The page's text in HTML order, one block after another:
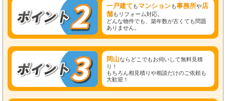
一戸建て もマンションも事務所や店
舗もリフォーム対応。
どんな物件でも、築年数が古くても問題
ありません。
岡山ならどこでもお伺いして無料見積
り！
もちろん相見積りや相談だけのご依頼も
大歓迎！